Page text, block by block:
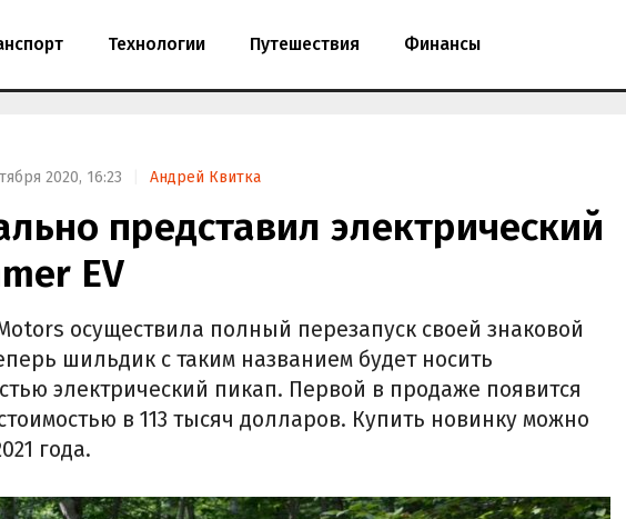
Технологии Путешествия Финансы
2020, 16:23 Андрей Квитка
представил электрический
EV
осуществила полный перезапуск своей знаковой
шильдик с таким названием будет носить
электрический пикап. Первой в продаже появится
в 113 тысяч долларов. Купить новинку можно
года.